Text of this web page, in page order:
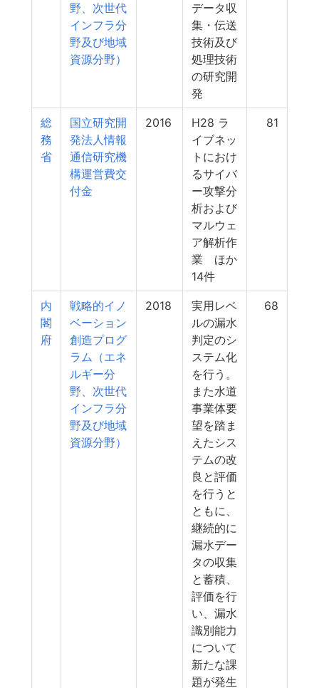
野、次世代
インフラ分
野及び地域
資源分野）
データ収
集・伝送
技術及び
処理技術
の研究開
発
総
務
省
国立研究開
発法人情報
通信研究機
構運営費交
付金
2016
H28 ラ
イブネッ
トにおけ
るサイバ
ー攻撃分
析および
マルウェ
ア解析作
業 ほか
14件
81
内
閣
府
戦略的イノ
ベーション
創造プログ
ラム（エネ
ルギー分
野、次世代
インフラ分
野及び地域
資源分野）
2018
実用レベ
ルの漏水
判定のシ
ステム化
を行う。
また水道
事業体要
望を踏ま
えたシス
テムの改
良と評価
を行うと
ともに、
継続的に
漏水デー
タの収集
と蓄積、
評価を行
い、漏水
識別能力
について
新たな課
題が発生
68